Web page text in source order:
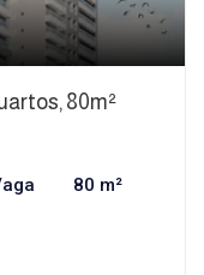
80m²
80 m²